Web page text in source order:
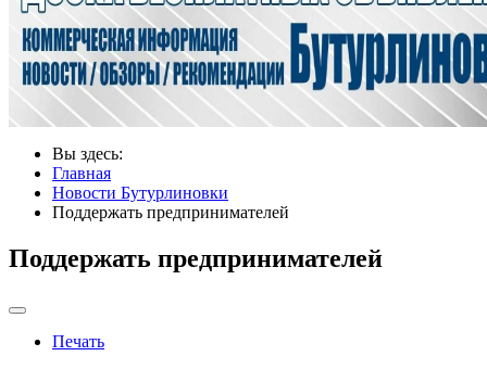
Вы здесь:
Главная
Новости Бутурлиновки
Поддержать предпринимателей
Поддержать предпринимателей
Печать